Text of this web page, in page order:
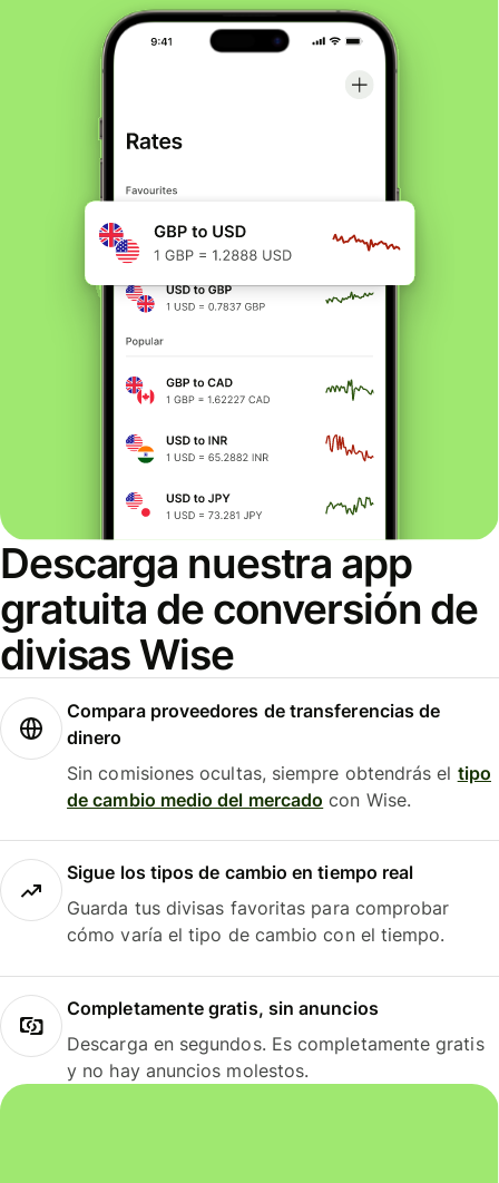
Descarga nuestra app
gratuita de conversión de
divisas Wise
Compara proveedores de transferencias de
dinero
Sin comisiones ocultas, siempre obtendrás el tipo
de cambio medio del mercado con Wise.
Sigue los tipos de cambio en tiempo real
Guarda tus divisas favoritas para comprobar
cómo varía el tipo de cambio con el tiempo.
Completamente gratis, sin anuncios
Descarga en segundos. Es completamente gratis
y no hay anuncios molestos.